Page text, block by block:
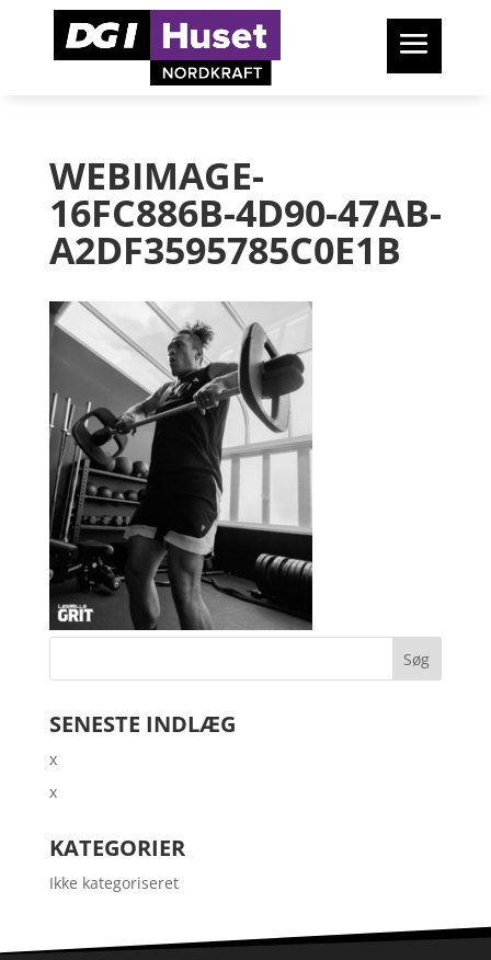
WEBIMAGE-
16FC886B-4D90-47AB-
A2DF3595785C0E1B
SENESTE INDLÆG
x
x
KATEGORIER
Ikke kategoriseret